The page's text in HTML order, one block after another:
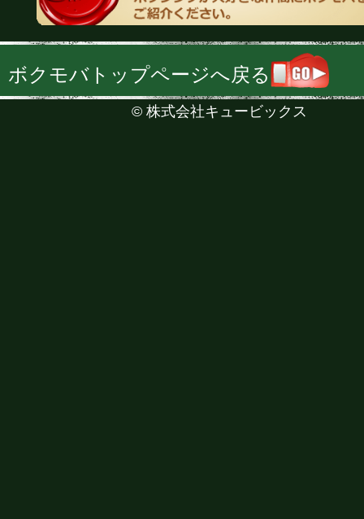
ボクモバトップページへ戻る
© 株式会社キュービックス